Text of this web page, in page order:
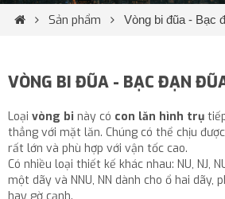
Sản phẩm Vòng bi đũa - Bạc
VÒNG BI ĐŨA - BẠC ĐẠN
Loại vòng bi này có con lăn hình trụ
thẳng với mặt lăn. Chúng có thể chịu
rất lớn và phù hợp với vận tốc cao.
Có nhiều loại thiết kế khác nhau: NU, NJ,
một dãy và NNU, NN dành cho ổ hai dãy,